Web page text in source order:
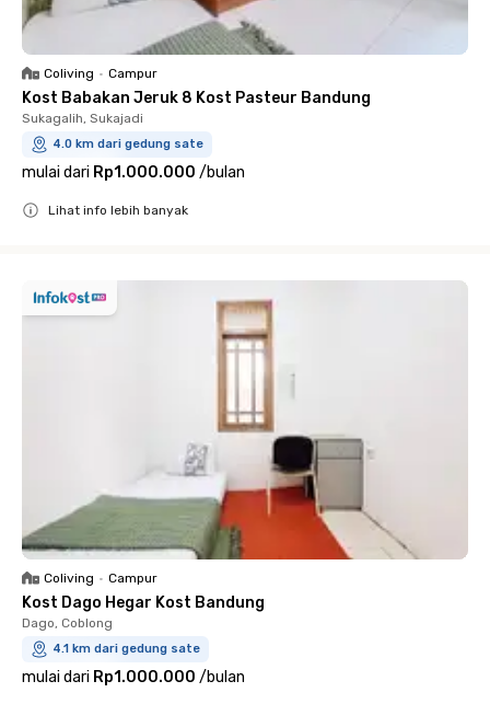
Coliving • Campur
Kost Babakan Jeruk 8 Kost Pasteur Bandung
Sukagalih, Sukajadi
4.0 km dari gedung sate
mulai dari Rp1.000.000 /bulan
Lihat info lebih banyak
Coliving • Campur
Kost Dago Hegar Kost Bandung
Dago, Coblong
4.1 km dari gedung sate
mulai dari Rp1.000.000 /bulan